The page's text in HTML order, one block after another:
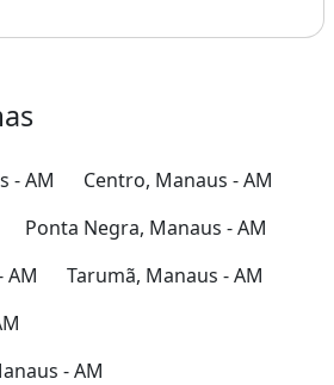
- AM
Centro, Manaus - AM
Ponta Negra, Manaus - AM
AM
Tarumã, Manaus - AM
- AM